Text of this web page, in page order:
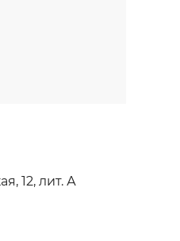
12, лит. А